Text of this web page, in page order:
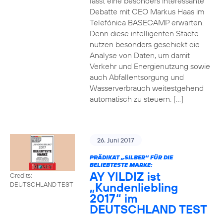
Debatte mit CEO Markus Haas im
Telefónica BASECAMP erwarten.
Denn diese intelligenten Städte
nutzen besonders geschickt die
Analyse von Daten, um damit
Verkehr und Energienutzung sowie
auch Abfallentsorgung und
Wasserverbrauch weitestgehend
automatisch zu steuern. […]
Credits:
DEUTSCHLAND TEST
26. Juni 2017
PRÄDIKAT „SILBER“ FÜR DIE
BELIEBTESTE MARKE:
AY YILDIZ ist
„Kundenliebling
2017“ im
DEUTSCHLAND TEST